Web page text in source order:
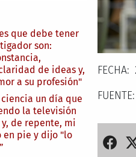
que debe tener
son:
de ideas y,
a su profesión"
un día que
la televisión
de repente, mi
en pie y dijo "lo
FECHA
FUENTE